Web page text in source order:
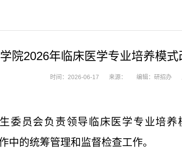
院2026年临床医学专业培养模
时间：2026-06-17 来源： 编辑：研招办
委员会负责领导临床医学专业培养
中的统筹管理和监督检查工作。